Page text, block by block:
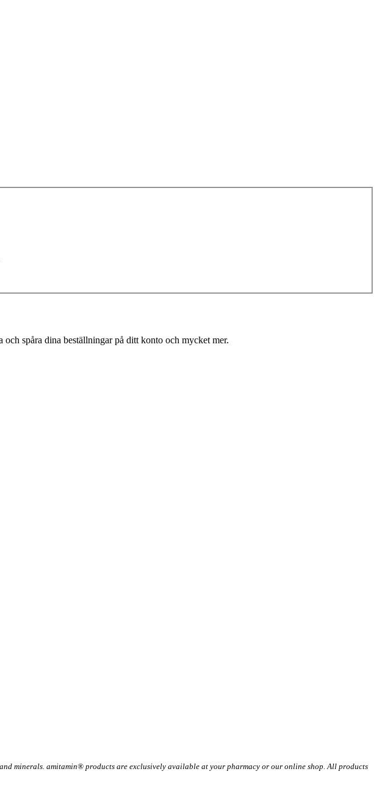
och spåra dina beställningar på ditt konto och mycket mer.
minerals. amitamin® products are exclusively available at your pharmacy or our online shop. All products